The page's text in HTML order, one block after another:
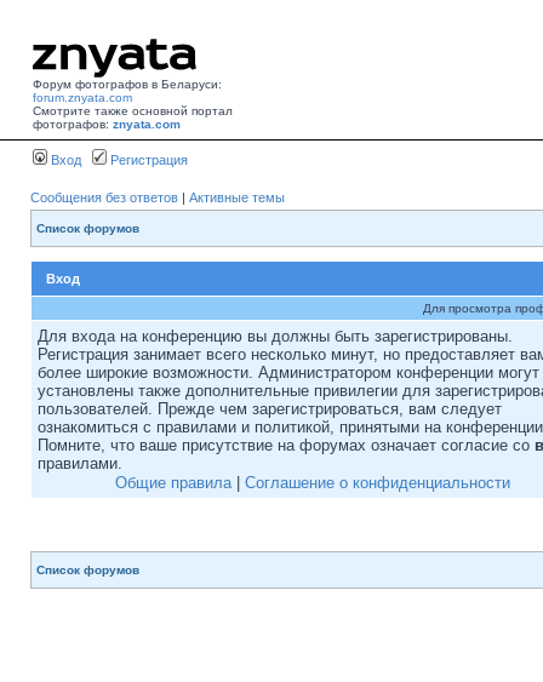
Форум фотографов в Беларуси:
forum.znyata.com
Смотрите также основной портал
фотографов: znyata.com
Вход Регистрация
Сообщения без ответов | Активные темы
Список форумов
Вход
Для просмотра
Для входа на конференцию вы должны быть зарегистрированы.
Регистрация занимает всего несколько минут, но предоставляет
более широкие возможности. Администратором конференции
установлены также дополнительные привилегии для
пользователей. Прежде чем зарегистрироваться, вам следует
ознакомиться с правилами и политикой, принятыми на
Помните, что ваше присутствие на форумах означает согласие со
правилами.
Общие правила| Соглашение о конфиденциальности
Список форумов